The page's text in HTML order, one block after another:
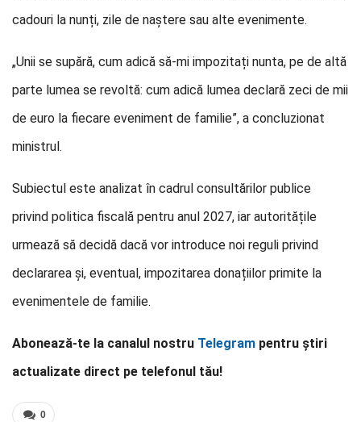
cadouri la nunți, zile de naștere sau alte evenimente.
„Unii se supără, cum adică să-mi impozitați nunta, pe de altă
parte lumea se revoltă: cum adică lumea declară zeci de mii
de euro la fiecare eveniment de familie”, a concluzionat
ministrul.
Subiectul este analizat în cadrul consultărilor publice
privind politica fiscală pentru anul 2027, iar autoritățile
urmează să decidă dacă vor introduce noi reguli privind
declararea și, eventual, impozitarea donațiilor primite la
evenimentele de familie.
Abonează-te la canalul nostru Telegram pentru știri
actualizate direct pe telefonul tău!
0